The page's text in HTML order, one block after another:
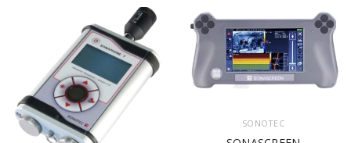
SONOTEC